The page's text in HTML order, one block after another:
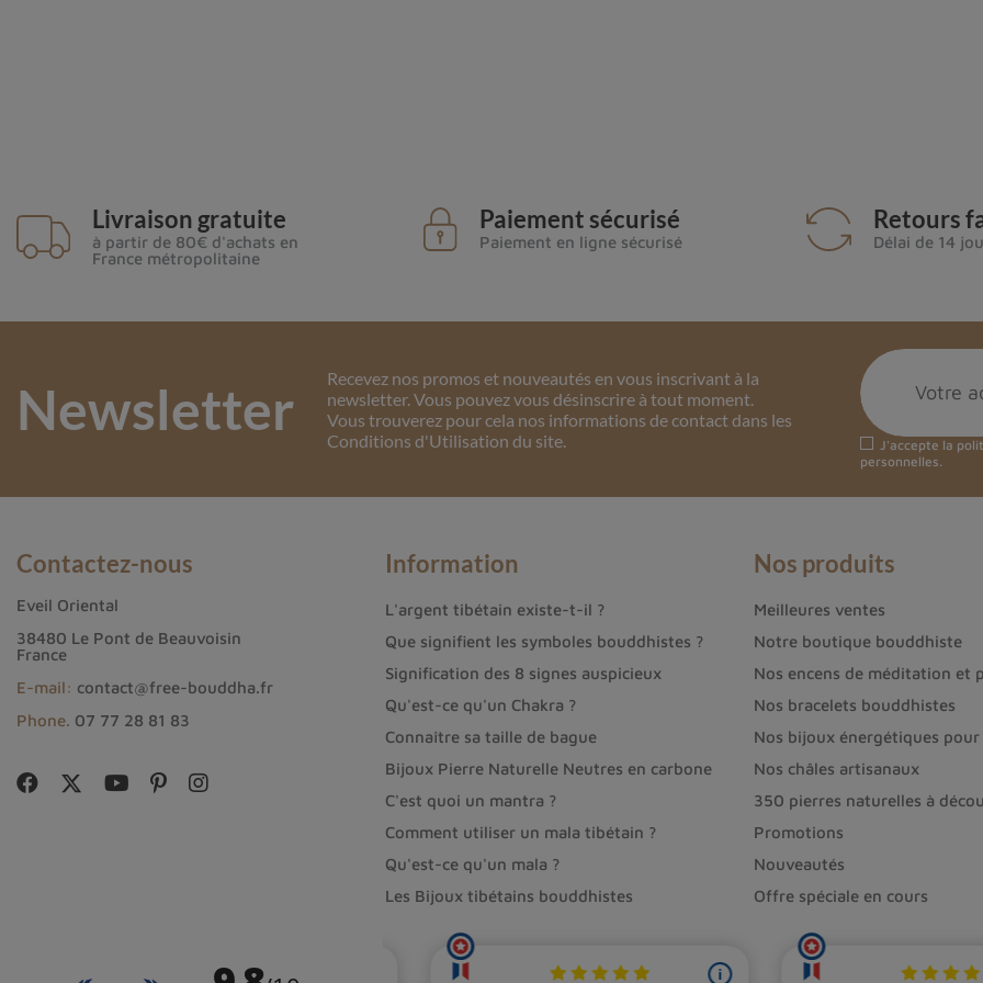
Livraison gratuite
à partir de 80€ d'achats en
France métropolitaine
Paiement sécurisé
Paiement en ligne sécurisé
Retours
Délai de 14
Newsletter
Recevez nos promos et nouveautés en vous inscrivant à la
newsletter. Vous pouvez vous désinscrire à tout moment.
Vous trouverez pour cela nos informations de contact dans les
Conditions d'Utilisation du site.
J'accepte la
personnelles.
Contactez-nous
Eveil Oriental
38480 Le Pont de Beauvoisin
France
E-mail: contact@free-bouddha.fr
Phone. 07 77 28 81 83
Information
L'argent tibétain existe-t-il ?
Que signifient les symboles bouddhistes ?
Signification des 8 signes auspicieux
Qu'est-ce qu'un Chakra ?
Connaître sa taille de bague
Bijoux Pierre Naturelle Neutres en carbone
C'est quoi un mantra ?
Comment utiliser un mala tibétain ?
Qu'est-ce qu'un mala ?
Les Bijoux tibétains bouddhistes
Nos produits
Meilleures ventes
Notre boutique bouddhiste
Nos encens de méditation et
Nos bracelets bouddhistes
Nos bijoux énergétiques
Nos châles artisanaux
350 pierres naturelles à
Promotions
Nouveautés
Offre spéciale en cours